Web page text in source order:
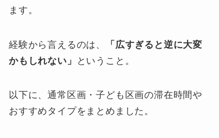
ます。
経験から言えるのは、
「広すぎると逆に大変
かもしれない」
ということ。
以下に、通常区画・子ども区画の滞在時間や
おすすめタイプをまとめました。